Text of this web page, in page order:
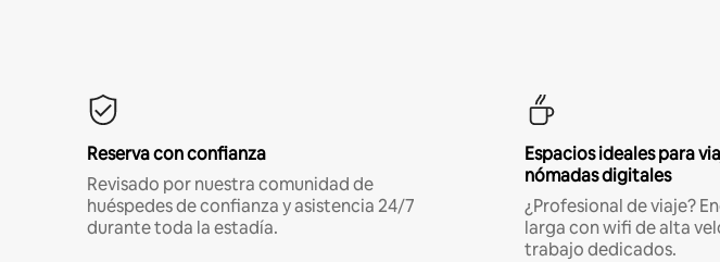
Reserva con confianza
Revisado por nuestra comunidad de
huéspedes de confianza y asistencia 24/7
durante toda la estadía.
Espacios ideales para
nómadas digitales
¿Profesional de viaje?
larga con wifi de alta
trabajo dedicados.